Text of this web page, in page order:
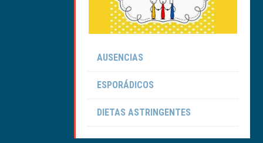
AUSENCIAS
ESPORÁDICOS
DIETAS ASTRINGENTES